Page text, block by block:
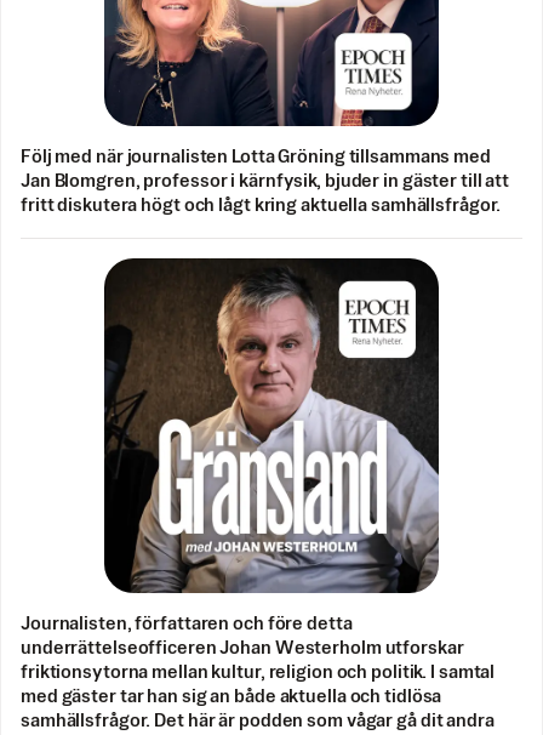
Följ med när journalisten Lotta Gröning tillsammans med
Jan Blomgren, professor i kärnfysik, bjuder in gäster till att
fritt diskutera högt och lågt kring aktuella samhällsfrågor.
Journalisten, författaren och före detta
underrättelseofficeren Johan Westerholm utforskar
friktionsytorna mellan kultur, religion och politik. I samtal
med gäster tar han sig an både aktuella och tidlösa
samhällsfrågor. Det här är podden som vågar gå dit andra